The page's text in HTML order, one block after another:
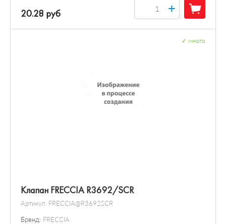
20.28 руб +
Клапан FRECCIA R3692/SCR
Артикул: FRECCIA@R3692SCR
Бренд: FRECCIA
много